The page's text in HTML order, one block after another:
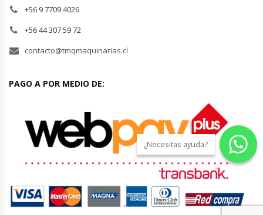
+56 9 7709 4026
+56 44 307 59 72
contacto@tmqmaquinarias.cl
PAGO A POR MEDIO DE:
¿Necesitas ayuda?